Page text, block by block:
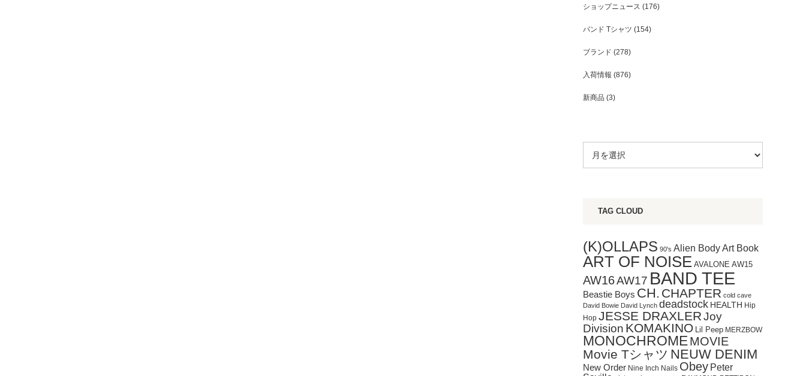
ショップニュース (176)
バンド Tシャツ (154)
ブランド (278)
入荷情報 (876)
新商品 (3)
TAG CLOUD
(K)OLLAPS 90's Alien BodyArt Book
ART OF NOISE AVALONE AW15
AW16AW17 BAND TEE
Beastie Boys CH. CHAPTER cold cave
David Bowie David Lynch deadstock HEALTH Hip
Hop JESSE DRAXLERJoy
Division KOMAKINO Lil Peep MERZBOW
MONOCHROMEMOVIE
Movie Tシャツ NEUW DENIM
New Order Nine Inch Nails Obey Peter